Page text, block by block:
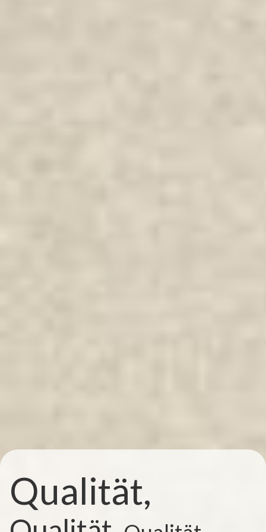
Qualität,